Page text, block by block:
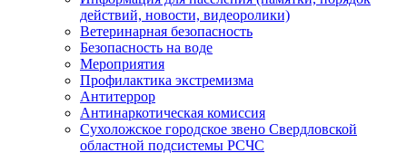
действий, новости, видеоролики)
Ветеринарная безопасность
Безопасность на воде
Мероприятия
Профилактика экстремизма
Антитеррор
Антинаркотическая комиссия
Сухоложское городское звено Свердловской
областной подсистемы РСЧС